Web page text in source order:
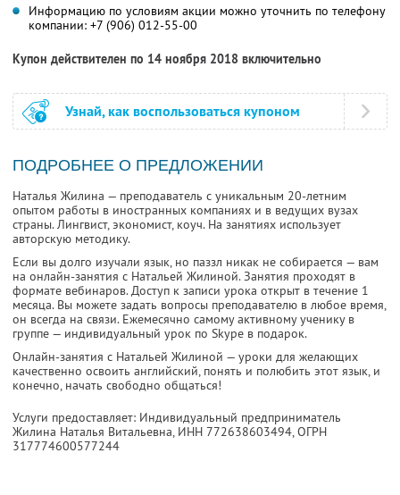
Информацию по условиям акции можно уточнить по телефону
компании: +7 (906) 012-55-00
Купон действителен по 14 ноября 2018 включительно
Узнай, как воспользоваться купоном
ПОДРОБНЕЕ О ПРЕДЛОЖЕНИИ
Наталья Жилина — преподаватель с уникальным 20-летним
опытом работы в иностранных компаниях и в ведущих вузах
страны. Лингвист, экономист, коуч. На занятиях использует
авторскую методику.
Если вы долго изучали язык, но паззл никак не собирается — вам
на онлайн-занятия с Натальей Жилиной. Занятия проходят в
формате вебинаров. Доступ к записи урока открыт в течение 1
месяца. Вы можете задать вопросы преподавателю в любое время,
он всегда на связи. Ежемесячно самому активному ученику в
группе — индивидуальный урок по Skype в подарок.
Онлайн-занятия с Натальей Жилиной — уроки для желающих
качественно освоить английский, понять и полюбить этот язык, и
конечно, начать свободно общаться!
Услуги предоставляет: Индивидуальный предприниматель
Жилина Наталья Витальевна, ИНН 772638603494, ОГРН
317774600577244